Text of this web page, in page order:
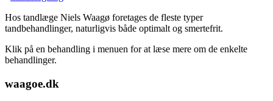
Hos tandlæge Niels Waagø foretages de fleste typer
tandbehandlinger, naturligvis både optimalt og smertefrit.
Klik på en behandling i menuen for at læse mere om de enkelte
behandlinger.
waagoe.dk